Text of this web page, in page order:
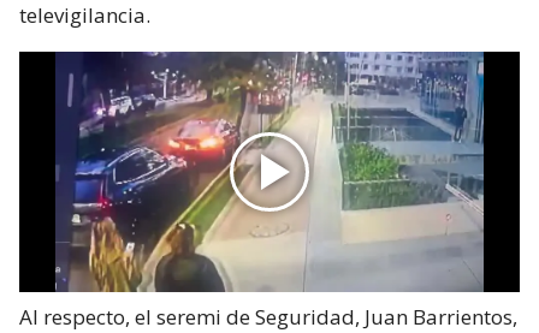
televigilancia.
Al respecto, el seremi de Seguridad, Juan Barrientos,